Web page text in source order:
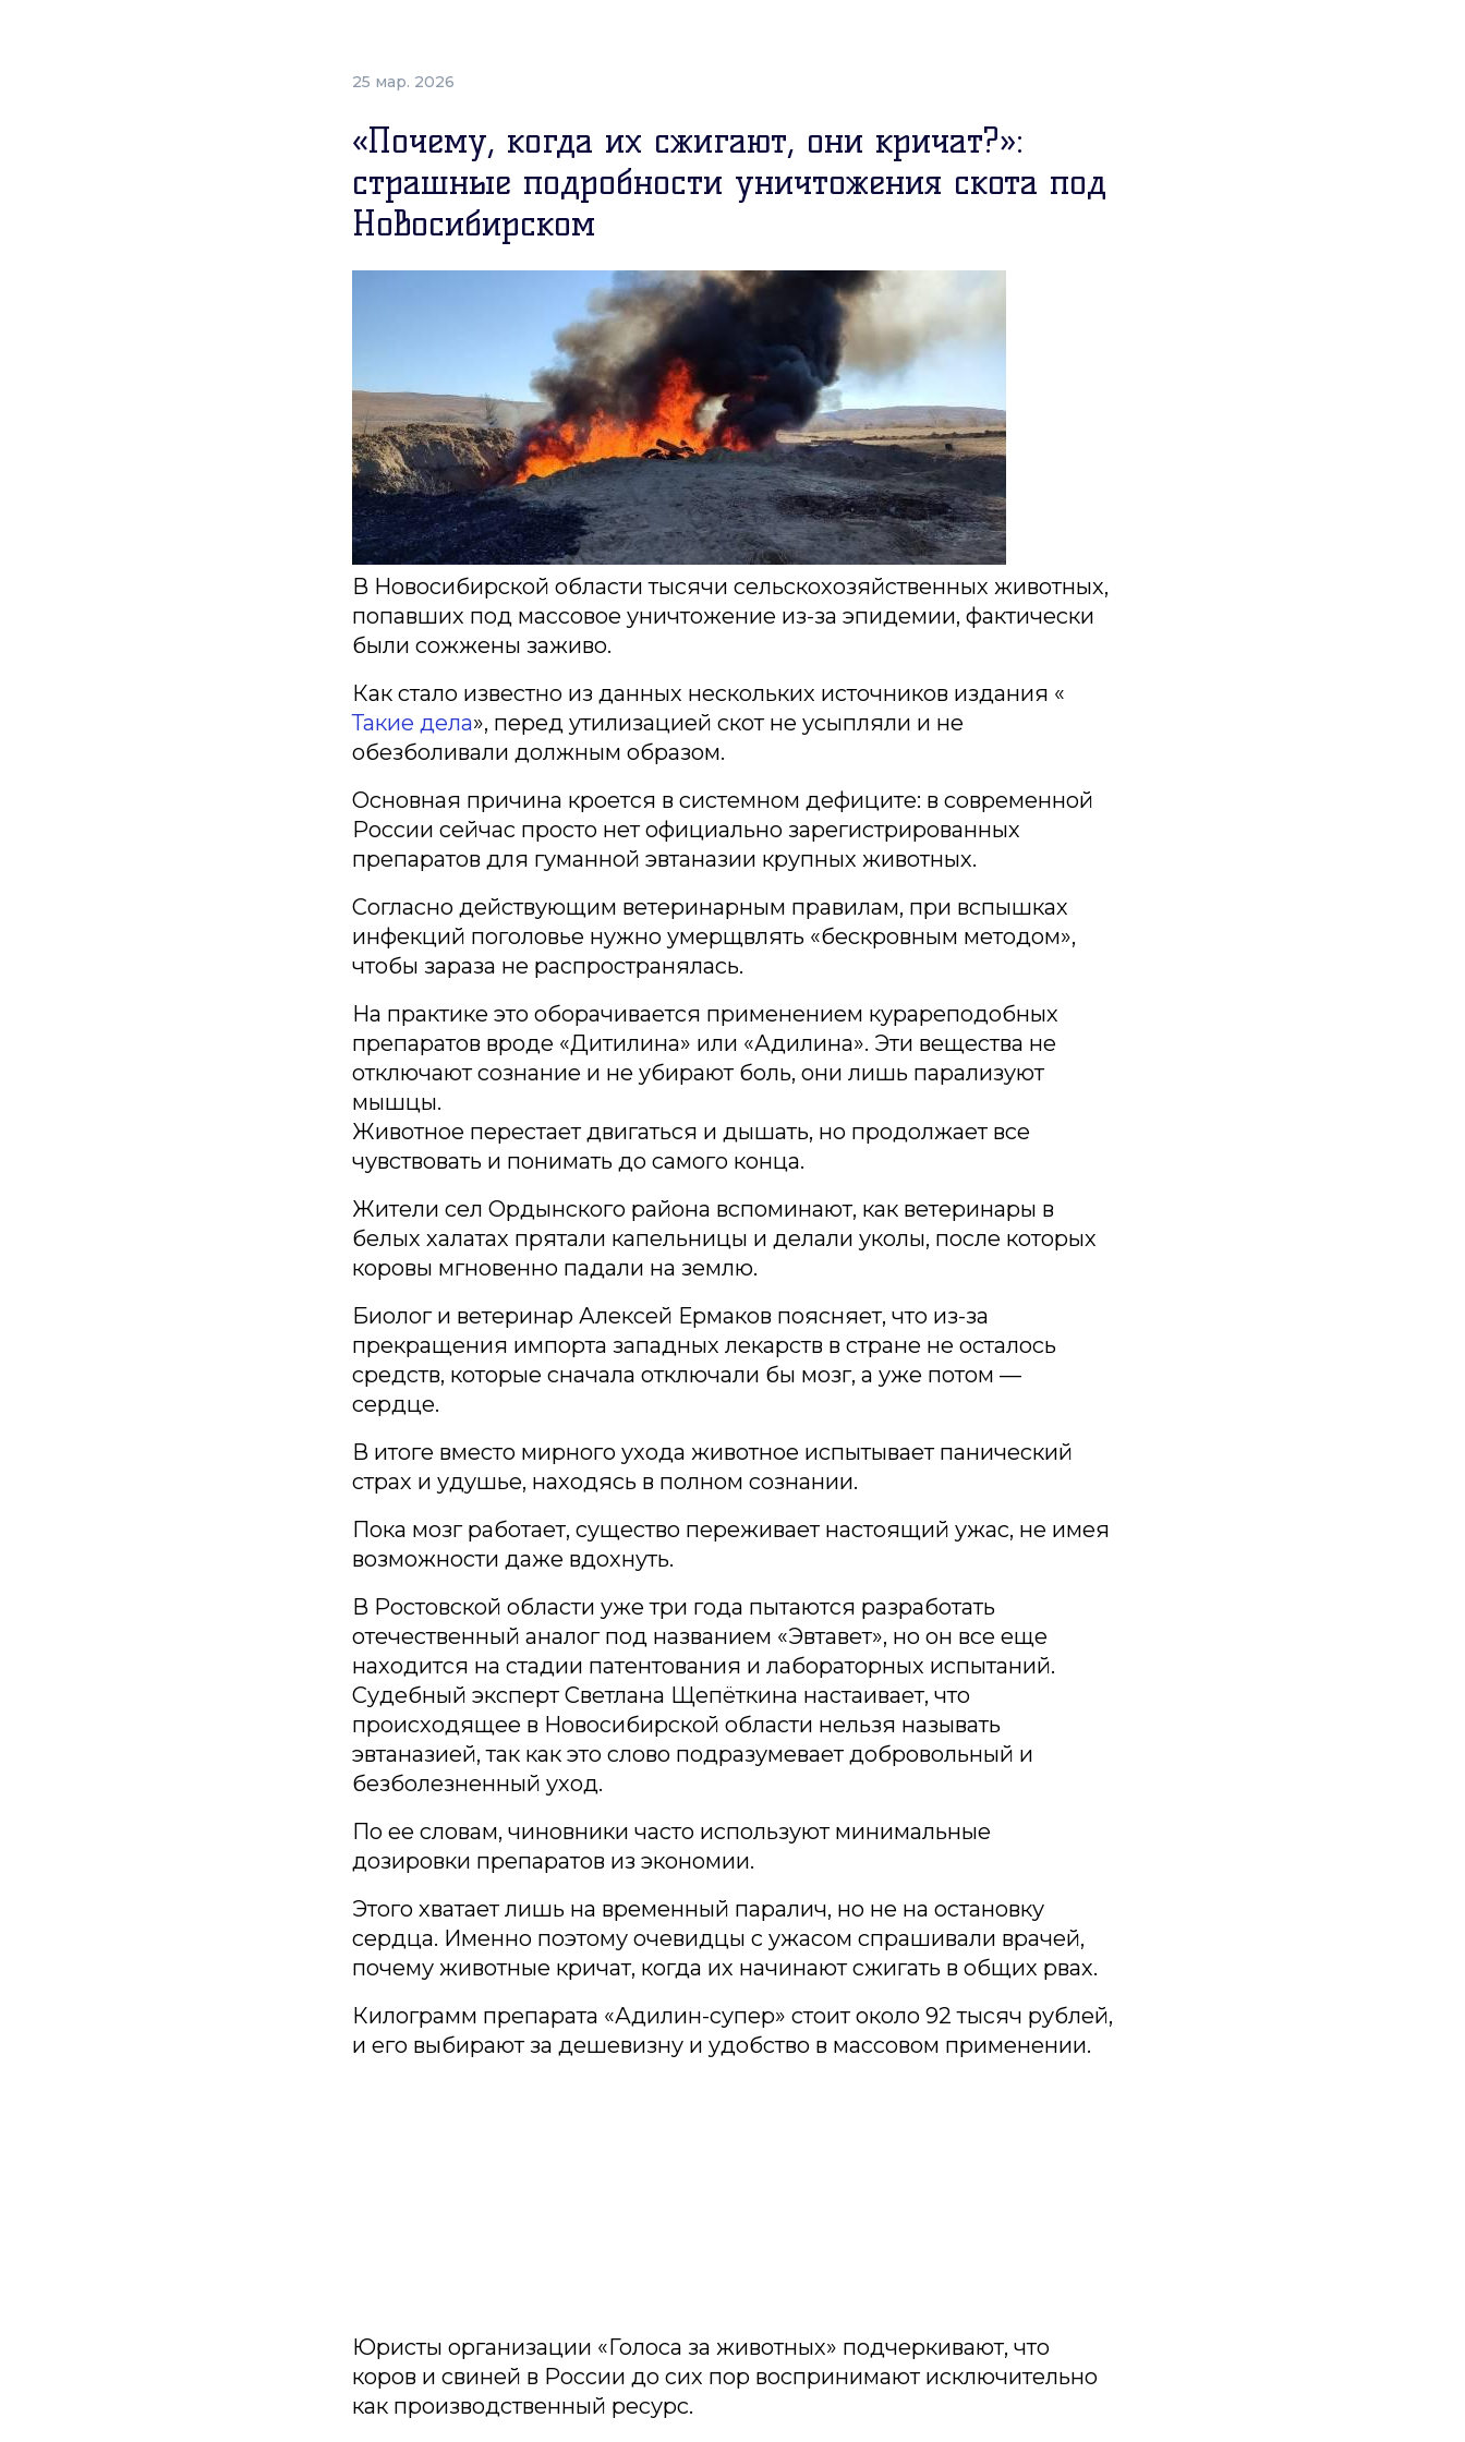
25 мар. 2026
«Почему, когда их сжигают, они кричат?»:
страшные подробности уничтожения скота под
Новосибирском
В Новосибирской области тысячи сельскохозяйственных животных,
попавших под массовое уничтожение из-за эпидемии, фактически
были сожжены заживо.
Как стало известно из данных нескольких источников издания «
Такие дела», перед утилизацией скот не усыпляли и не
обезболивали должным образом.
Основная причина кроется в системном дефиците: в современной
России сейчас просто нет официально зарегистрированных
препаратов для гуманной эвтаназии крупных животных.
Согласно действующим ветеринарным правилам, при вспышках
инфекций поголовье нужно умерщвлять «бескровным методом»,
чтобы зараза не распространялась.
На практике это оборачивается применением курареподобных
препаратов вроде «Дитилина» или «Адилина». Эти вещества не
отключают сознание и не убирают боль, они лишь парализуют
мышцы.
Животное перестает двигаться и дышать, но продолжает все
чувствовать и понимать до самого конца.
Жители сел Ордынского района вспоминают, как ветеринары в
белых халатах прятали капельницы и делали уколы, после которых
коровы мгновенно падали на землю.
Биолог и ветеринар Алексей Ермаков поясняет, что из-за
прекращения импорта западных лекарств в стране не осталось
средств, которые сначала отключали бы мозг, а уже потом —
сердце.
В итоге вместо мирного ухода животное испытывает панический
страх и удушье, находясь в полном сознании.
Пока мозг работает, существо переживает настоящий ужас, не имея
возможности даже вдохнуть.
В Ростовской области уже три года пытаются разработать
отечественный аналог под названием «Эвтавет», но он все еще
находится на стадии патентования и лабораторных испытаний.
Судебный эксперт Светлана Щепёткина настаивает, что
происходящее в Новосибирской области нельзя называть
эвтаназией, так как это слово подразумевает добровольный и
безболезненный уход.
По ее словам, чиновники часто используют минимальные
дозировки препаратов из экономии.
Этого хватает лишь на временный паралич, но не на остановку
сердца. Именно поэтому очевидцы с ужасом спрашивали врачей,
почему животные кричат, когда их начинают сжигать в общих рвах.
Килограмм препарата «Адилин-супер» стоит около 92 тысяч рублей,
и его выбирают за дешевизну и удобство в массовом применении.
Юристы организации «Голоса за животных» подчеркивают, что
коров и свиней в России до сих пор воспринимают исключительно
как производственный ресурс.